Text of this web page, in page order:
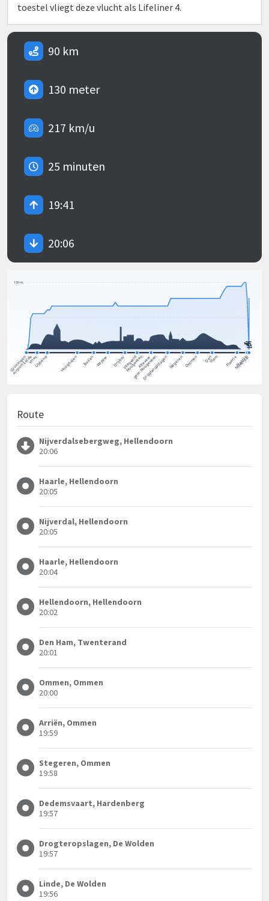
toestel vliegt deze vlucht als Lifeliner 4.
90 km
130 meter
217 km/u
25 minuten
19:41
20:06
Route
Nijverdalsebergweg, Hellendoorn
20:06
Haarle, Hellendoorn
20:05
Nijverdal, Hellendoorn
20:05
Haarle, Hellendoorn
20:04
Hellendoorn, Hellendoorn
20:02
Den Ham, Twenterand
20:01
Ommen, Ommen
20:00
Arriën, Ommen
19:59
Stegeren, Ommen
19:58
Dedemsvaart, Hardenberg
19:57
Drogteropslagen, De Wolden
19:57
Linde, De Wolden
19:56